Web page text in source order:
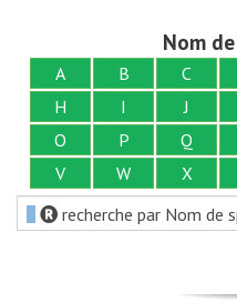
Nom
A B C
H
I J
O
P Q
V
W X
recherche par Nom de